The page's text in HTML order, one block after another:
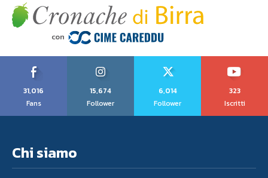
31,016
Fans
15,674
Follower
6,014
Follower
323
Iscritti
Chi siamo